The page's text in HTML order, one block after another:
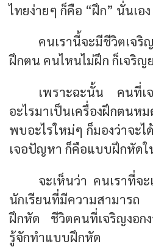
ไทยง่ายๆ ก็คือ “ฝึก” นั่นเอง
คนเรานี้จะมีชีวิตเจริ
ฝึกตน คนไหนไม่ฝึก ก็เจริญ
เพราะฉะนั้น คนที่เ
อะไรมาเป็นเครื่องฝึกตนห
พบอะไรใหม่ๆ ก็มองว่าจะไ
เจอปัญหา ก็คือแบบฝึกหัดใ
จะเห็นว่า คนเราที่จ
นักเรียนที่มีความสามาร
ฝึกหัด ชีวิตคนที่เจริญงอก
รู้จักทำแบบฝึกหัด